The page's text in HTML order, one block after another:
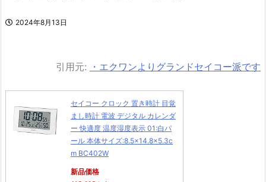
2024年8月13日
引用元: ・エクワンよりグランドセイコー派です
セイコー クロック 置き時計 目覚
まし時計 電波 デジタル カレンダ
ー 快適度 温度湿度表示 01:白パ
ール 本体サイズ:8.5×14.8×5.3c
m BC402W
新品価格